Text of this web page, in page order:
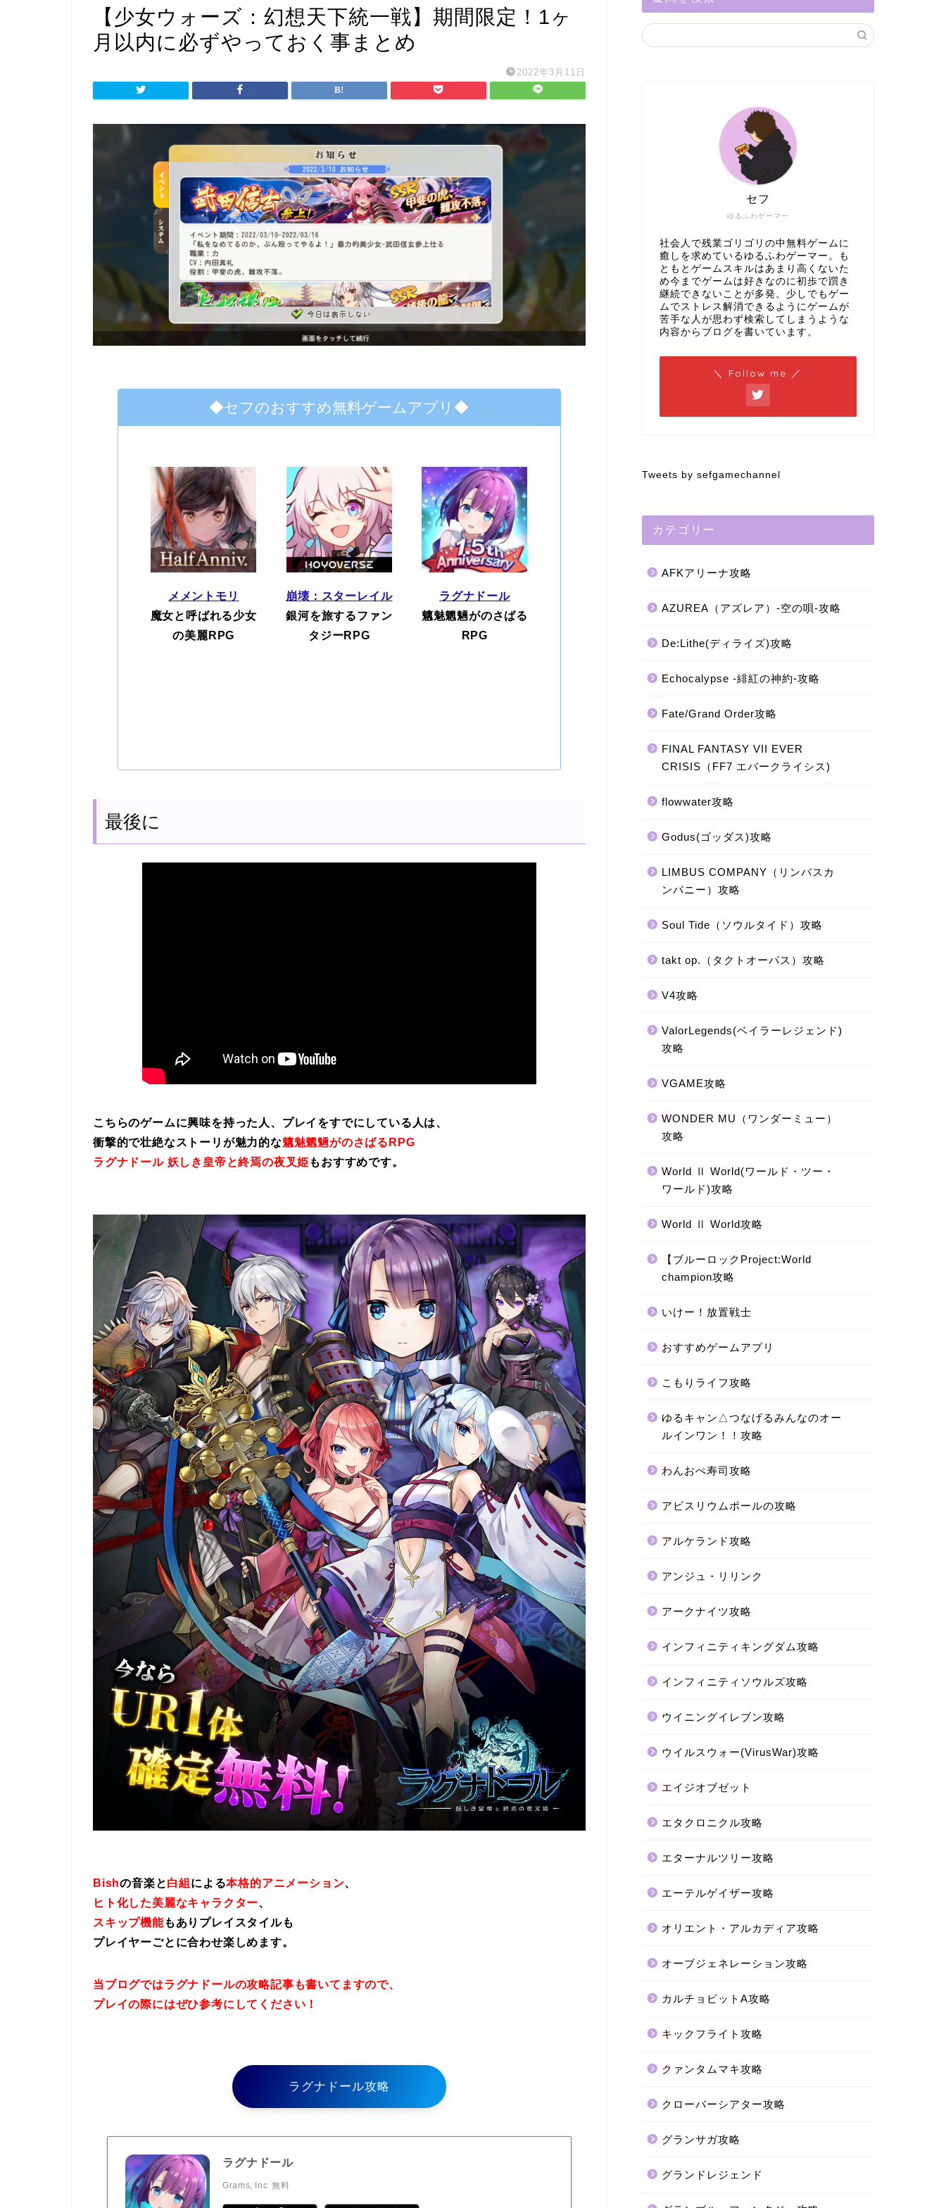
【少女ウォーズ：幻想天下統一戦】期間限定！1ヶ
月以内に必ずやっておく事まとめ
2022年3月11日
◆セフのおすすめ無料ゲームアプリ◆
メメントモリ
魔女と呼ばれる少女
の美麗RPG
崩壊：スターレイル
銀河を旅するファン
タジーRPG
ラグナドール
魑魅魍魎がのさばる
RPG
最後に
こちらのゲームに興味を持った人、プレイをすでにしている人は、
衝撃的で壮絶なストーリが魅力的な魑魅魍魎がのさばるRPG
ラグナドール 妖しき皇帝と終焉の夜叉姫 もおすすめです。
Bishの音楽と白組 による本格的アニメーション、
ヒト化した美麗なキャラクター、
スキップ機能もありプレイスタイルも
プレイヤーごとに合わせ楽しめます。
当ブログではラグナドールの攻略記事も書いてますので、
プレイの際にはぜひ参考にしてください！
ラグナドール攻略
ラグナドール
Grams, Inc 無料
ゆるふわゲーマー
セフ
社会人で残業ゴリゴリの中無料ゲームに
癒しを求めているゆるふわゲーマー。も
ともとゲームスキルはあまり高くないた
め今までゲームは好きなのに初歩で躓き
継続できないことが多発。少しでもゲー
ムでストレス解消できるようにゲームが
苦手な人が思わず検索してしまうような
内容からブログを書いています。
＼ Follow me ／
Tweets by sefgamechannel
カテゴリー
AFKアリーナ攻略
AZUREA（アズレア）-空の唄-攻略
De:Lithe(ディライズ)攻略
Echocalypse -緋紅の神約-攻略
Fate/Grand Order攻略
FINAL FANTASY VII EVER
CRISIS（FF7 エバークライシス)
flowwater攻略
Godus(ゴッダス)攻略
LIMBUS COMPANY（リンバスカ
ンパニー）攻略
Soul Tide（ソウルタイド）攻略
takt op.（タクトオーパス）攻略
V4攻略
ValorLegends(ベイラーレジェンド)
攻略
VGAME攻略
WONDER MU（ワンダーミュー）
攻略
World Ⅱ World(ワールド・ツー・
ワールド)攻略
World Ⅱ World攻略
【ブルーロックProject:World
champion攻略
いけー！放置戦士
おすすめゲームアプリ
こもりライフ攻略
ゆるキャン△つなげるみんなのオー
ルインワン！！攻略
わんおぺ寿司攻略
アビスリウムポールの攻略
アルケランド攻略
アンジュ・リリンク
アークナイツ攻略
インフィニティキングダム攻略
インフィニティソウルズ攻略
ウイニングイレブン攻略
ウイルスウォー(VirusWar)攻略
エイジオブゼット
エタクロニクル攻略
エターナルツリー攻略
エーテルゲイザー攻略
オリエント・アルカディア攻略
オーブジェネレーション攻略
カルチョビットA攻略
キックフライト攻略
クァンタムマキ攻略
クローバーシアター攻略
グランサガ攻略
グランドレジェンド